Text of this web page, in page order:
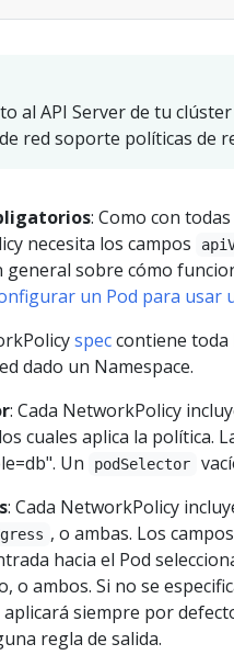
al API Server de tu
red soporte políticas de
: Como con
necesita los campos
sobre cómo
un Pod para usar
speccontiene
dado un Namespace.
: Cada NetworkPolicy
cuales aplica la política.
Un
podSelector
: Cada NetworkPolicy
, o ambas. Los campos
hacia el Pod
o ambos. Si no se
aplicará siempre por
regla de salida.